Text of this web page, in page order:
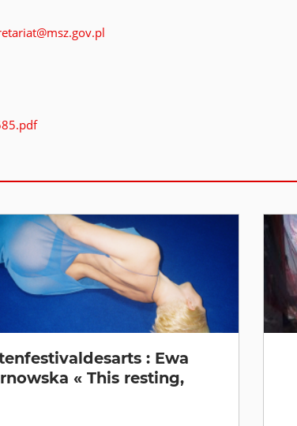
: Ewa
« This resting,